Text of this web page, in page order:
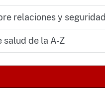
relaciones y seguridad
salud de la A-Z